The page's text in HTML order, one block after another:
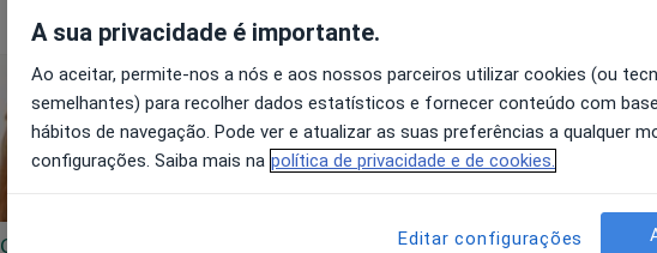
Catarina Neff Sara Ferreira
A sua privacidade é importante.
Ao aceitar, permite-nos a nós e aos nossos parceiros utilizar cookies (ou
semelhantes) para recolher dados estatísticos e fornecer conteúdo com
hábitos de navegação. Pode ver e atualizar as suas preferências a qualquer
configurações. Saiba mais na política de privacidade e de cookies.
Editar configurações